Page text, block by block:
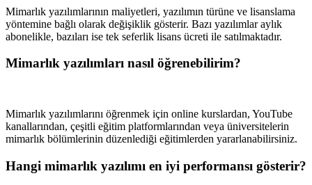
Mimarlık yazılımlarının maliyetleri, yazılımın türüne ve lisanslama
yöntemine bağlı olarak değişiklik gösterir. Bazı yazılımlar aylık
abonelikle, bazıları ise tek seferlik lisans ücreti ile satılmaktadır.
Mimarlık yazılımları nasıl öğrenebilirim?
Mimarlık yazılımlarını öğrenmek için online kurslardan, YouTube
kanallarından, çeşitli eğitim platformlarından veya üniversitelerin
mimarlık bölümlerinin düzenlediği eğitimlerden yararlanabilirsiniz.
Hangi mimarlık yazılımı en iyi performansı gösterir?